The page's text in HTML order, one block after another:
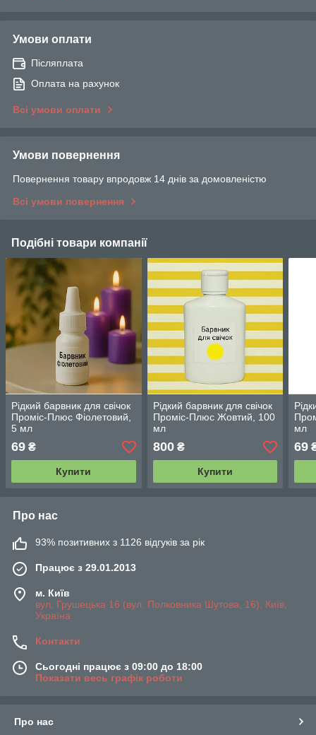
Умови оплати
Післяплата
Оплата на рахунок
Всі умови оплати
Умови повернення
Повернення товару впродовж 14 днів за домовленістю
Всі умови повернення
Подібні товари компанії
Рідкий барвник для свічок
Проміс-Плюс Фіолетовий,
5 мл
69 ₴
Купити
Рідкий барвник для свічок
Проміс-Плюс Жовтий, 100
мл
800₴
Купити
мл
69
Про нас
93% позитивних з 1126 відгуків за рік
Працює з 29.01.2013
м. Київ
вул. Грушецька 16 (вул. Полковника Шутова, 16), Київ,
Україна
Контакти
Сьогодні працює з 09:00 до 18:00
Показати весь графік роботи
Про нас